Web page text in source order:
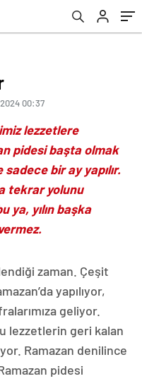
00:37
lezzetlere
pidesi başta olmak
bir ay yapılır.
tekrar yolunu
ya, yılın başka
zaman. Çeşit
yapılıyor,
geliyor.
lezzetlerin geri kalan
Ramazan denilince
pidesi